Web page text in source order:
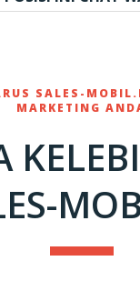
SALES-
MARKETING